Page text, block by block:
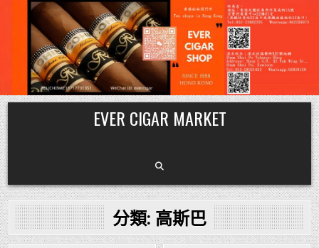
Skip
to
content
EVER CIGAR MARKET
分類: 高斯巴